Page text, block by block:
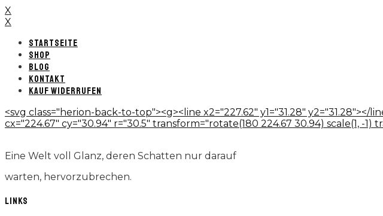
X
X
STARTSEITE
SHOP
BLOG
KONTAKT
KAUF WIDERRUFEN
<svg class="herion-back-to-top"><g><line x2="227.62" y1="31.28"
cx="224.67" cy="30.94" r="30.5" transform="rotate(180 224.67 30.94) scale(1, -1)
Eine Welt voll Glanz, deren Schatten nur darauf
warten, hervorzubrechen.
LINKS